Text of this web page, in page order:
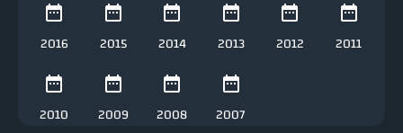
2016 2015 2014 2013 2012 2011
2010 2009 2008 2007